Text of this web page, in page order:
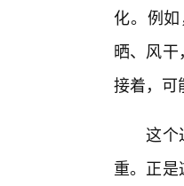
化。例
晒、风
接着，可
这个
重。正